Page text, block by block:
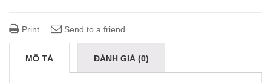
Print Send to a friend
MÔ TẢ ĐÁNH GIÁ (0)